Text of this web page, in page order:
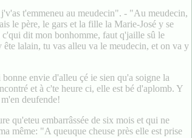
t'emmeneu au meudecin". - "Au meudecin,
le père, le gars et la fille la Marie-José y se
c'qui dit mon bonhomme, faut q'jaille sû le
lalain, tu vas alleu va le meudecin, et on va y
envie d'alleu çé ie sien qu'a soigne la
et à c'te heure ci, elle est bé d'aplomb. Y
deufende!
qu'eteu embarrâssée de six mois et qui ne
même: "A queuque cheuse près elle est prise